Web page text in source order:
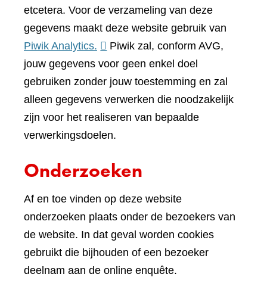
etcetera. Voor de verzameling van deze
gegevens maakt deze website gebruik van
Piwik Analytics. (verwijst
naar
een
andere
website)
Piwik zal, conform AVG,
jouw gegevens voor geen enkel doel
gebruiken zonder jouw toestemming en zal
alleen gegevens verwerken die noodzakelijk
zijn voor het realiseren van bepaalde
verwerkingsdoelen.
Onderzoeken
Af en toe vinden op deze website
onderzoeken plaats onder de bezoekers van
de website. In dat geval worden cookies
gebruikt die bijhouden of een bezoeker
deelnam aan de online enquête.